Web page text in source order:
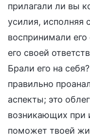
прилагали ли вы
усилия, исполняя
воспринимали его
его своей
Брали его на
правильно
аспекты; это
возникающих при
поможет твоей